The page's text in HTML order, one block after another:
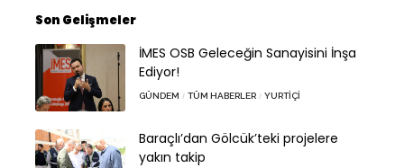
Son Gelişmeler
İMES OSB Geleceğin Sanayisini İnşa
Ediyor!
GÜNDEM TÜM HABERLER YURTIÇI
Baraçlı’dan Gölcük’teki projelere
yakın takip